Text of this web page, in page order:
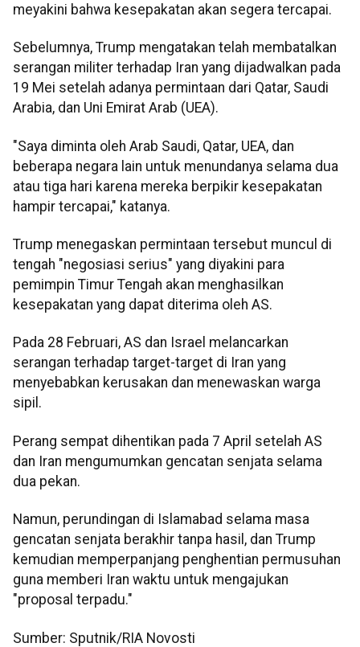
meyakini bahwa kesepakatan akan segera tercapai.
Sebelumnya, Trump mengatakan telah membatalkan
serangan militer terhadap Iran yang dijadwalkan pada
19 Mei setelah adanya permintaan dari Qatar, Saudi
Arabia, dan Uni Emirat Arab (UEA).
"Saya diminta oleh Arab Saudi, Qatar, UEA, dan
beberapa negara lain untuk menundanya selama dua
atau tiga hari karena mereka berpikir kesepakatan
hampir tercapai," katanya.
Trump menegaskan permintaan tersebut muncul di
tengah "negosiasi serius" yang diyakini para
pemimpin Timur Tengah akan menghasilkan
kesepakatan yang dapat diterima oleh AS.
Pada 28 Februari, AS dan Israel melancarkan
serangan terhadap target-target di Iran yang
menyebabkan kerusakan dan menewaskan warga
sipil.
Perang sempat dihentikan pada 7 April setelah AS
dan Iran mengumumkan gencatan senjata selama
dua pekan.
Namun, perundingan di Islamabad selama masa
gencatan senjata berakhir tanpa hasil, dan Trump
kemudian memperpanjang penghentian permusuhan
guna memberi Iran waktu untuk mengajukan
"proposal terpadu."
Sumber: Sputnik/RIA Novosti​​​​​​